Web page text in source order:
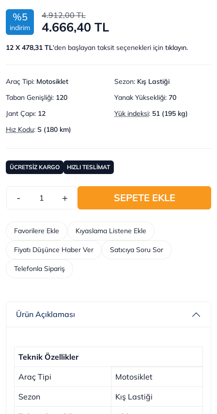
%5
indirim
4.912,00 TL
4.666,40 TL
12 X 478,31 TL'den başlayan taksit seçenekleri için tıklayın.
Araç Tipi: Motosiklet Sezon: Kış Lastiği
Taban Genişliği: 120 Yanak Yüksekliği: 70
Jant Çapı: 12 Yük indeksi: 51 (195 kg)
Hız Kodu: S (180 km)
ÜCRETSİZ KARGO HIZLI TESLİMAT
- + SEPETE EKLE
Telefonla Sipariş
Kıyaslama Listene Ekle
Favorilere Ekle
Fiyatı Düşünce Haber Ver Satıcıya Soru Sor
Ürün Açıklaması
Teknik Özellikler
Araç Tipi Motosiklet
Sezon Kış Lastiği